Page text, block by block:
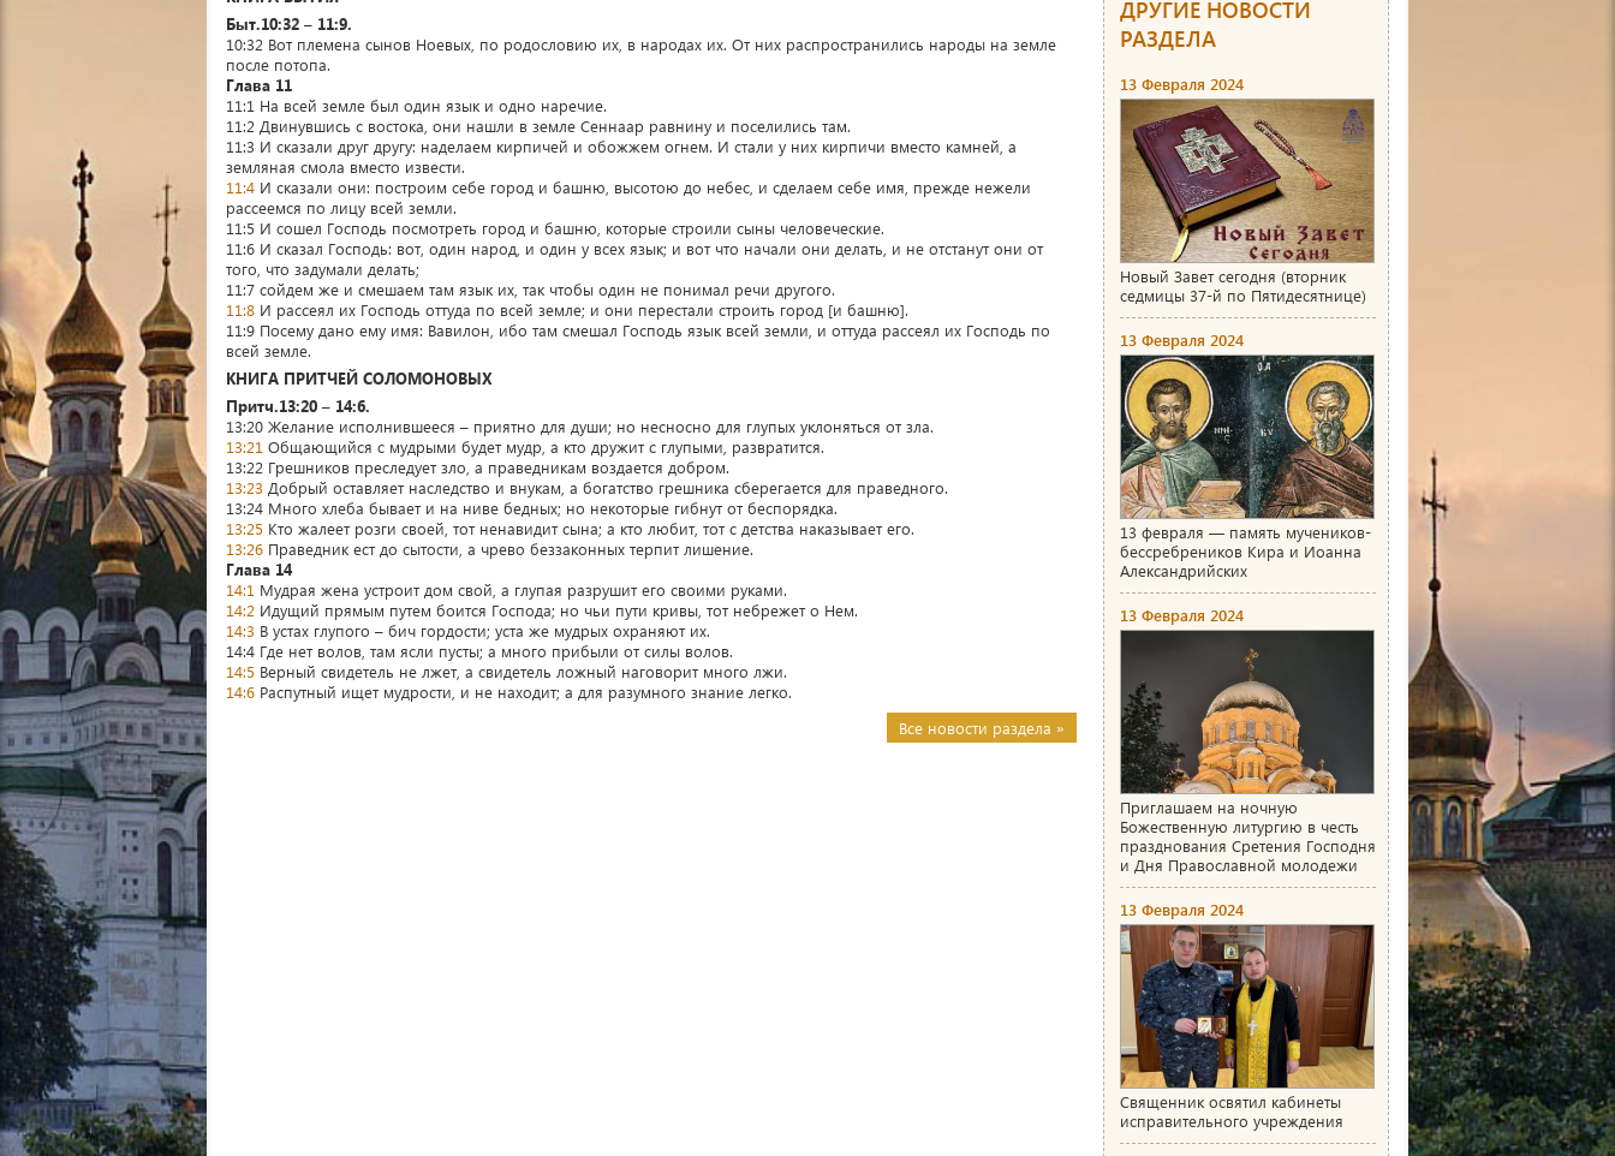
Быт.10:32 – 11:9.
10:32 Вот племена сынов Ноевых, по родословию их, в народах их. От них распространились народы на земле
после потопа.
Глава 11
11:1 На всей земле был один язык и одно наречие.
11:2 Двинувшись с востока, они нашли в земле Сеннаар равнину и поселились там.
11:3 И сказали друг другу: наделаем кирпичей и обожжем огнем. И стали у них кирпичи вместо камней, а
земляная смола вместо извести.
11:4 И сказали они: построим себе город и башню, высотою до небес, и сделаем себе имя, прежде нежели
рассеемся по лицу всей земли.
11:5 И сошел Господь посмотреть город и башню, которые строили сыны человеческие.
11:6 И сказал Господь: вот, один народ, и один у всех язык; и вот что начали они делать, и не отстанут они от
того, что задумали делать;
11:7 сойдем же и смешаем там язык их, так чтобы один не понимал речи другого.
11:8 И рассеял их Господь оттуда по всей земле; и они перестали строить город [и башню].
11:9 Посему дано ему имя: Вавилон, ибо там смешал Господь язык всей земли, и оттуда рассеял их Господь по
всей земле.
КНИГА ПРИТЧЕЙ СОЛОМОНОВЫХ
Притч.13:20 – 14:6.
13:20 Желание исполнившееся – приятно для души; но несносно для глупых уклоняться от зла.
13:21 Общающийся с мудрыми будет мудр, а кто дружит с глупыми, развратится.
13:22 Грешников преследует зло, а праведникам воздается добром.
13:23 Добрый оставляет наследство и внукам, а богатство грешника сберегается для праведного.
13:24 Много хлеба бывает и на ниве бедных; но некоторые гибнут от беспорядка.
13:25 Кто жалеет розги своей, тот ненавидит сына; а кто любит, тот с детства наказывает его.
13:26 Праведник ест до сытости, а чрево беззаконных терпит лишение.
Глава 14
14:1 Мудрая жена устроит дом свой, а глупая разрушит его своими руками.
14:2 Идущий прямым путем боится Господа; но чьи пути кривы, тот небрежет о Нем.
14:3 В устах глупого – бич гордости; уста же мудрых охраняют их.
14:4 Где нет волов, там ясли пусты; а много прибыли от силы волов.
14:5 Верный свидетель не лжет, а свидетель ложный наговорит много лжи.
14:6 Распутный ищет мудрости, и не находит; а для разумного знание легко.
Все новости раздела »
ДРУГИЕ НОВОСТИ
РАЗДЕЛА
13 Февраля 2024
Новый Завет сегодня (вторник
седмицы 37-й по Пятидесятнице)
13 Февраля 2024
13 февраля — память мучеников-
бессребреников Кира и Иоанна
Александрийских
13 Февраля 2024
Приглашаем на ночную
Божественную литургию в честь
празднования Сретения Господня
и Дня Православной молодежи
13 Февраля 2024
Священник освятил кабинеты
исправительного учреждения